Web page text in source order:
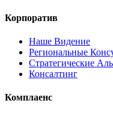
Корпоратив
Наше Видение
Региональные
Стратегические
Консалтинг
Комплаенс